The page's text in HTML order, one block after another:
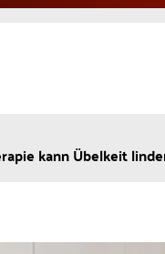
kann Übelkeit